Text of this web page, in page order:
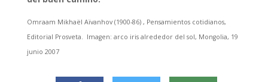
Omraam Mikhaël Aïvanhov (1900-86) , Pensamientos cotidianos,
Editorial Prosveta. Imagen: arco iris alrededor del sol, Mongolia, 19
junio 2007